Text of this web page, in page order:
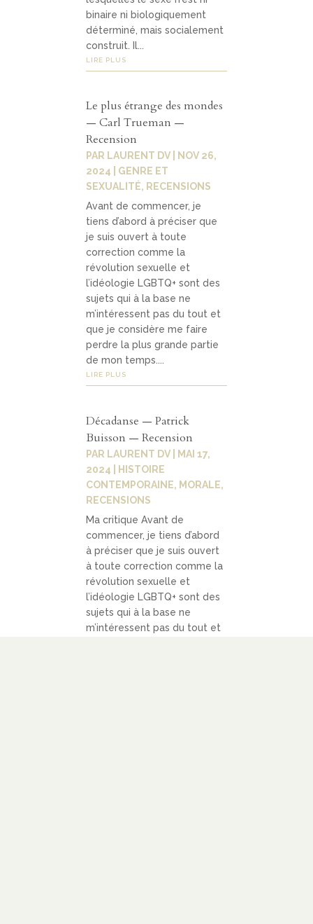
binaire ni biologiquement
déterminé, mais socialement
construit. Il...
LIRE PLUS
Le plus étrange des mondes
— Carl Trueman —
Recension
PAR LAURENT DV
NOV 26,
2024
GENRE ET
SEXUALITÉ, RECENSIONS
Avant de commencer, je
tiens d’abord à préciser que
je suis ouvert à toute
correction comme la
révolution sexuelle et
l’idéologie LGBTQ+ sont des
sujets qui à la base ne
m’intéressent pas du tout et
que je considère me faire
perdre la plus grande partie
de mon temps....
LIRE PLUS
Décadanse — Patrick
Buisson — Recension
PAR LAURENT DV
MAI 17,
2024
HISTOIRE
CONTEMPORAINE, MORALE,
RECENSIONS
Ma critique Avant de
commencer, je tiens d’abord
à préciser que je suis ouvert
à toute correction comme la
révolution sexuelle et
l’idéologie LGBTQ+ sont des
sujets qui à la base ne
m’intéressent pas du tout et